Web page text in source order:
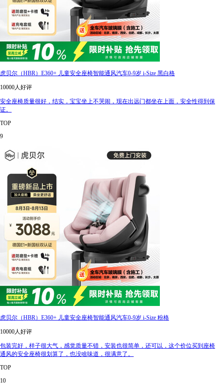
虎贝尔（HBR）E360+ 儿童安全座椅智能通风汽车0-9岁 i-Size 黑白格
10000人好评
安全座椅质量很好，结实，宝宝坐上不哭闹，现在出远门都坐在上面，安全性得到保
证。
TOP
9
虎贝尔（HBR）E360+ 儿童安全座椅智能通风汽车0-9岁 i-Size 粉格
10000人好评
包装完好，样子很大气，感觉质量不错，安装也很简单，还可以，这个价位买到座椅
通风的安全座椅很划算了，也没啥味道，很满意了。
TOP
10